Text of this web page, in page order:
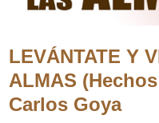
LEVÁNTATE Y
ALMAS
Carlos Goya